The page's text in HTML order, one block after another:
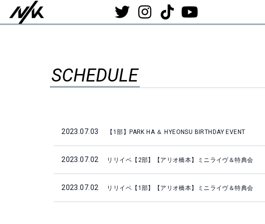
SCHEDULE
2023.07.03 【1部】PARK HA ＆ HYEONSU BIRTHDAY EVENT
2023.07.02 リリイベ【2部】【アリオ橋本】ミニライヴ＆特典会
2023.07.02 リリイベ【1部】【アリオ橋本】ミニライヴ＆特典会